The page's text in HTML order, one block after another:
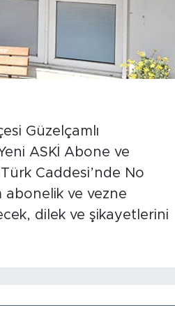
Güzelçamlı
ASKİ Abone ve
Caddesi’nde No
abonelik ve vezne
dilek ve şikayetlerini